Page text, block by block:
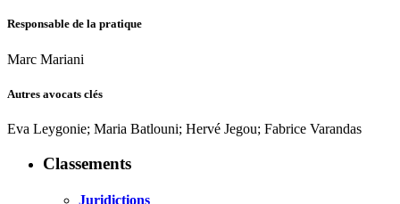
Responsable de la pratique
Marc Mariani
Autres avocats clés
Eva Leygonie; Maria Batlouni; Hervé Jegou; Fabrice Varandas
Classements
Juridictions